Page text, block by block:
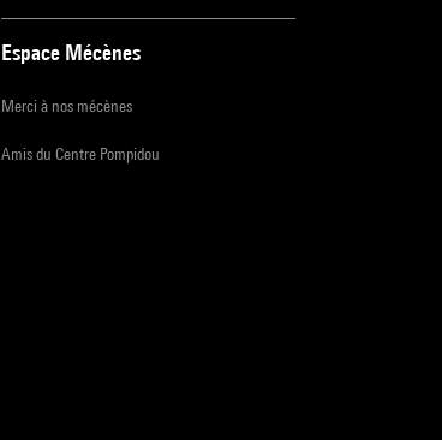
Espace Mécènes
Merci à nos mécènes
Amis du Centre Pompidou